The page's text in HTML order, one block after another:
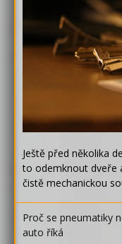
Ještě před několika
to odemknout dveře
čistě mechanickou
Proč se pneumatiky
auto říká